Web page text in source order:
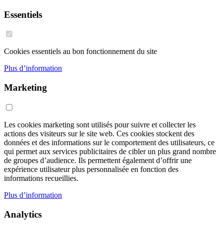
Essentiels
Cookies essentiels au bon fonctionnement du site
Plus d’information
Marketing
Les cookies marketing sont utilisés pour suivre et collecter les
actions des visiteurs sur le site web. Ces cookies stockent des
données et des informations sur le comportement des utilisateurs, ce
qui permet aux services publicitaires de cibler un plus grand nombre
de groupes d’audience. Ils permettent également d’offrir une
expérience utilisateur plus personnalisée en fonction des
informations recueillies.
Plus d’information
Analytics